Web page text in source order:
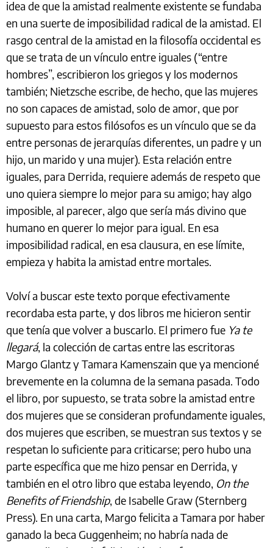
idea de que la amistad realmente existente se fundaba
en una suerte de imposibilidad radical de la amistad. El
rasgo central de la amistad en la filosofía occidental es
que se trata de un vínculo entre iguales (“entre
hombres”, escribieron los griegos y los modernos
también; Nietzsche escribe, de hecho, que las mujeres
no son capaces de amistad, solo de amor, que por
supuesto para estos filósofos es un vínculo que se da
entre personas de jerarquías diferentes, un padre y un
hijo, un marido y una mujer). Esta relación entre
iguales, para Derrida, requiere además de respeto que
uno quiera siempre lo mejor para su amigo; hay algo
imposible, al parecer, algo que sería más divino que
humano en querer lo mejor para igual. En esa
imposibilidad radical, en esa clausura, en ese límite,
empieza y habita la amistad entre mortales.
Volví a buscar este texto porque efectivamente
recordaba esta parte, y dos libros me hicieron sentir
que tenía que volver a buscarlo. El primero fue Ya te
llegará, la colección de cartas entre las escritoras
Margo Glantz y Tamara Kamenszain que ya mencioné
brevemente en la columna de la semana pasada. Todo
el libro, por supuesto, se trata sobre la amistad entre
dos mujeres que se consideran profundamente iguales,
dos mujeres que escriben, se muestran sus textos y se
respetan lo suficiente para criticarse; pero hubo una
parte específica que me hizo pensar en Derrida, y
también en el otro libro que estaba leyendo, On the
Benefits of Friendship, de Isabelle Graw (Sternberg
Press). En una carta, Margo felicita a Tamara por haber
ganado la beca Guggenheim; no habría nada de